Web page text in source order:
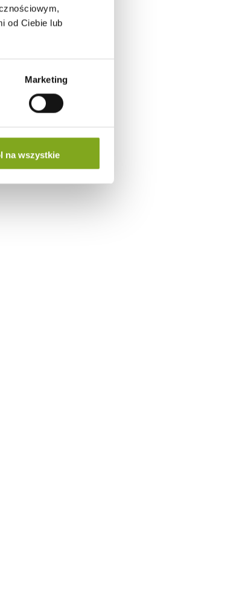
od Ciebie lub
Marketing
na wszystkie